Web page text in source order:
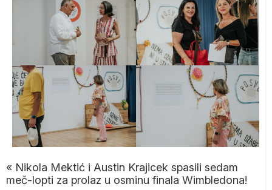
« Nikola Mektić i Austin Krajicek spasili sedam
meč-lopti za prolaz u osminu finala Wimbledona!